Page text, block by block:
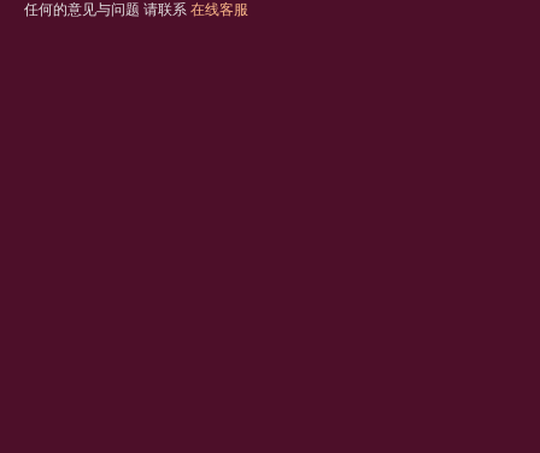
任何的意见与问题 请联系 在线客服